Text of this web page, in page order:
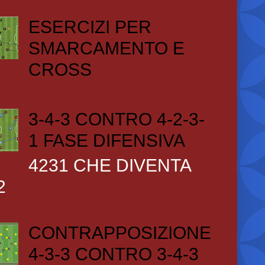
ESERCIZI PER
SMARCAMENTO E
CROSS
3-4-3 CONTRO 4-2-3-
1 FASE DIFENSIVA
4231 CHE DIVENTA
CONTRAPPOSIZIONE
4-3-3 CONTRO 3-4-3